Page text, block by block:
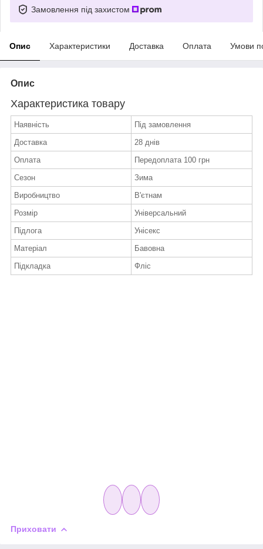
Замовлення під захистом
Опис Характеристики Доставка Оплата Умови
Опис
Характеристика товару
Наявність
Під замовлення
Доставка
28 днів
Оплата
Передоплата 100 грн
Сезон
Зима
Виробництво
В'єтнам
Розмір
Універсальний
Підлога
Унісекс
Матеріал
Бавовна
Підкладка
Фліс
Приховати